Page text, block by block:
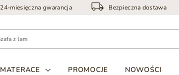
24-miesięczna gwarancja Bezpieczna dostawa
MATERACE PROMOCJE NOWOŚCI